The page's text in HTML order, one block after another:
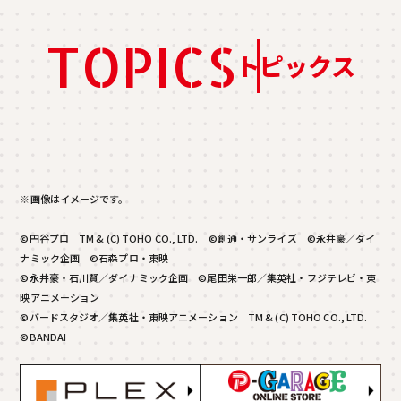
TOPICS トピックス
※画像はイメージです。
©円谷プロ TM & (C) TOHO CO., LTD. ©創通・サンライズ ©永井豪／ダイ
ナミック企画 ©石森プロ・東映
©永井豪・石川賢／ダイナミック企画 ©尾田栄一郎／集英社・フジテレビ・東
映アニメーション
©バードスタジオ／集英社・東映アニメーション TM & (C) TOHO CO., LTD.
©BANDAI